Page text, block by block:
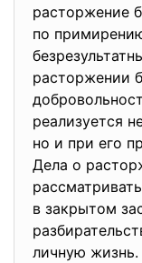
расторжение
по
расторжении
реализуется
но и при его
Дела о
в закрытом
личную